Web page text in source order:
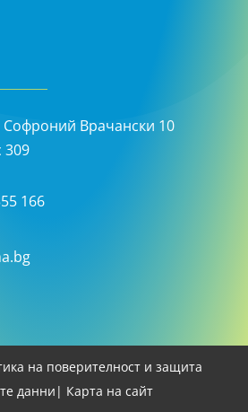
Софроний Врачански 10
309
166
на поверителност и защита
данни | Карта на сайт